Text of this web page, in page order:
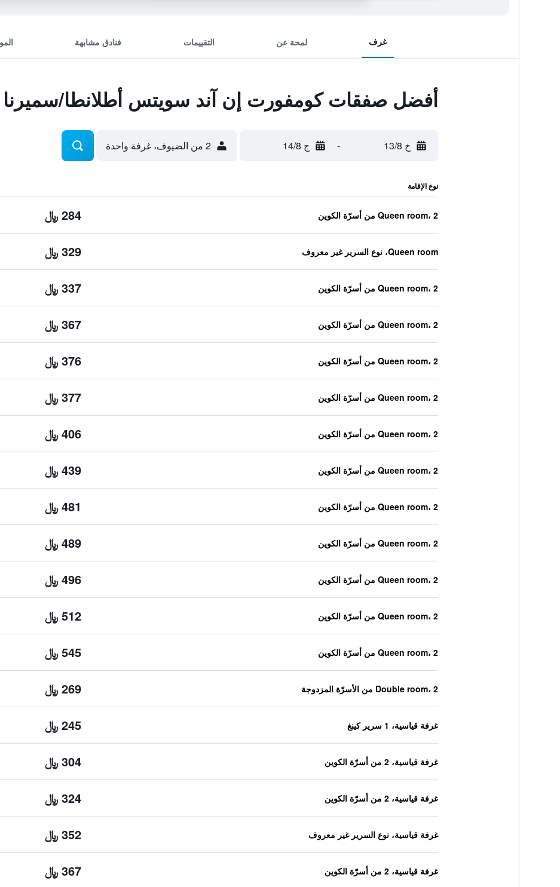
غرف لمحة عن التقييمات فنادق مشابهة
أفضل صفقات كومفورت إن آند سويتس أطلانطا/سميرنا
خ 13/8 - ج 14/8 2 من الضيوف، غرفة واحدة
نوع الإقامة
Queen room، 2 من أسرّة الكوين 284 ﷼
Queen room، نوع السرير غير معروف 329 ﷼
Queen room، 2 من أسرّة الكوين 337 ﷼
Queen room، 2 من أسرّة الكوين 367 ﷼
Queen room، 2 من أسرّة الكوين 376 ﷼
Queen room، 2 من أسرّة الكوين 377 ﷼
Queen room، 2 من أسرّة الكوين 406 ﷼
Queen room، 2 من أسرّة الكوين 439 ﷼
Queen room، 2 من أسرّة الكوين 481 ﷼
Queen room، 2 من أسرّة الكوين 489 ﷼
Queen room، 2 من أسرّة الكوين 496 ﷼
Queen room، 2 من أسرّة الكوين 512 ﷼
Queen room، 2 من أسرّة الكوين 545 ﷼
Double room، 2 من الأسرّة المزدوجة 269 ﷼
غرفة قياسية، 1 سرير كينغ 245 ﷼
غرفة قياسية، 2 من أسرّة الكوين 304 ﷼
غرفة قياسية، 2 من أسرّة الكوين 324 ﷼
غرفة قياسية، نوع السرير غير معروف 352 ﷼
غرفة قياسية، 2 من أسرّة الكوين 367 ﷼